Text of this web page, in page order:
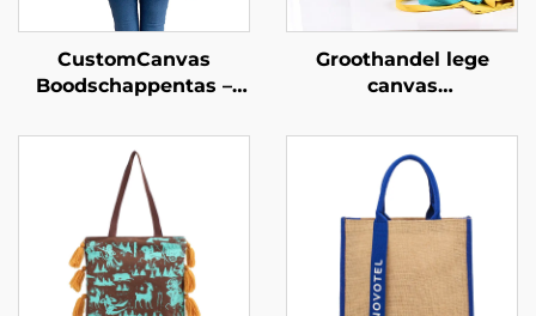
CustomCanvas
Boodschappentas –
essentieel
Groothandel lege
canvas
Volledige
personalisatie
(ODM/OEM)